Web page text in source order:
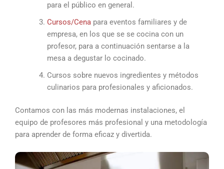
para el público en general.
Cursos/Cenapara eventos familiares y de
empresa, en los que se se cocina con un
profesor, para a continuación sentarse a la
mesa a degustar lo cocinado.
Cursos sobre nuevos ingredientes y métodos
culinarios para profesionales y aficionados.
Contamos con las más modernas instalaciones, el
equipo de profesores más profesional y una metodología
para aprender de forma eficaz y divertida.